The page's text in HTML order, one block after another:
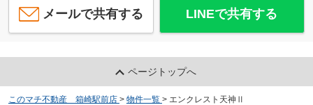
メールで共有する LINEで共有する
ページトップへ
このマチ不動産 箱崎駅前店 > 物件一覧 > エンクレスト天神Ⅱ